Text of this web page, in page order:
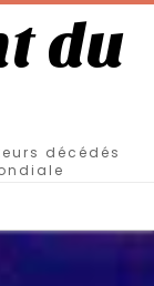
du
décédés